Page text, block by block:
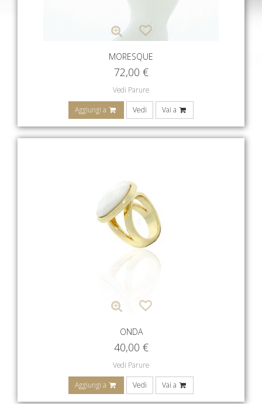
MORESQUE
72,00 €
Vedi Parure
Aggiungi a Vedi Vai a
ONDA
40,00 €
Vedi Parure
Aggiungi a Vedi Vai a